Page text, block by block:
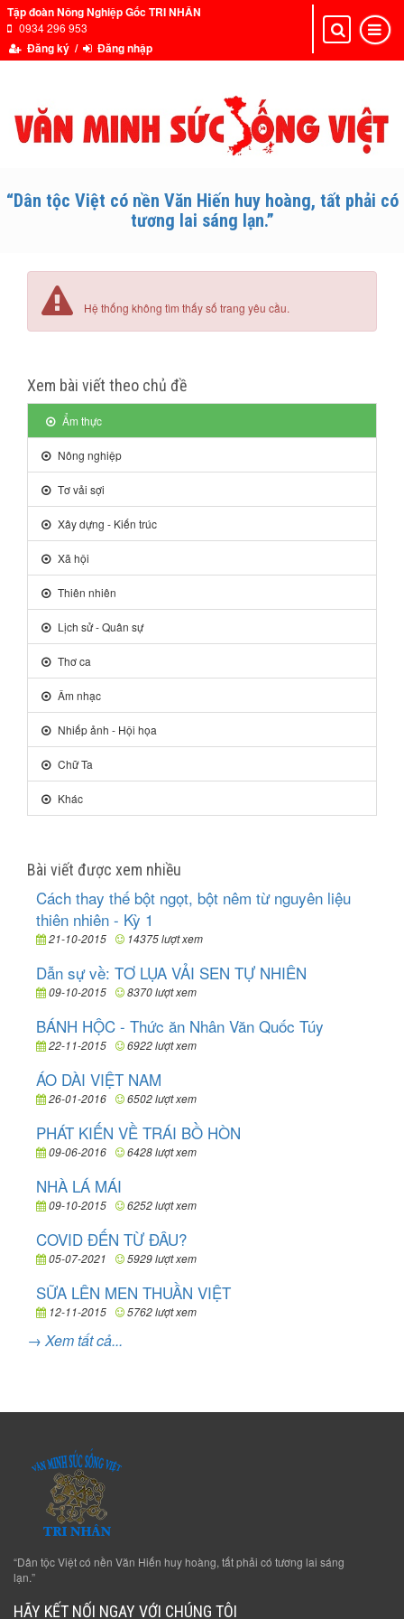
Tập đoàn Nông Nghiệp Gốc TRI NHÂN
0934 296 953
Đăng ký / Đăng nhập
Toggle
Toggle
navigation
“Dân tộc Việt có nền Văn Hiến huy hoàng, tất phải có
tương lai sáng lạn.”
Hệ thống không tìm thấy số trang yêu cầu.
Xem bài viết theo chủ đề
Ẩm thực
Nông nghiệp
Tơ vải sợi
Xây dựng - Kiến trúc
Xã hội
Thiên nhiên
Lịch sử - Quân sự
Thơ ca
Âm nhạc
Nhiếp ảnh - Hội họa
Chữ Ta
Khác
Bài viết được xem nhiều
Cách thay thế bột ngọt, bột nêm từ nguyên liệu
thiên nhiên - Kỳ 1
21-10-2015 14375 lượt xem
Dẫn sự về: TƠ LỤA VẢI SEN TỰ NHIÊN
09-10-2015 8370 lượt xem
BÁNH HỘC - Thức ăn Nhân Văn Quốc Túy
22-11-2015 6922 lượt xem
ÁO DÀI VIỆT NAM
26-01-2016 6502 lượt xem
PHÁT KIẾN VỀ TRÁI BỒ HÒN
09-06-2016 6428 lượt xem
NHÀ LÁ MÁI
09-10-2015 6252 lượt xem
COVID ĐẾN TỪ ĐÂU?
05-07-2021 5929 lượt xem
SỮA LÊN MEN THUẦN VIỆT
12-11-2015 5762 lượt xem
→ Xem tất cả...
“Dân tộc Việt có nền Văn Hiến huy hoàng, tất phải có tương lai sáng
lạn.”
HÃY KẾT NỐI NGAY VỚI CHÚNG TÔI